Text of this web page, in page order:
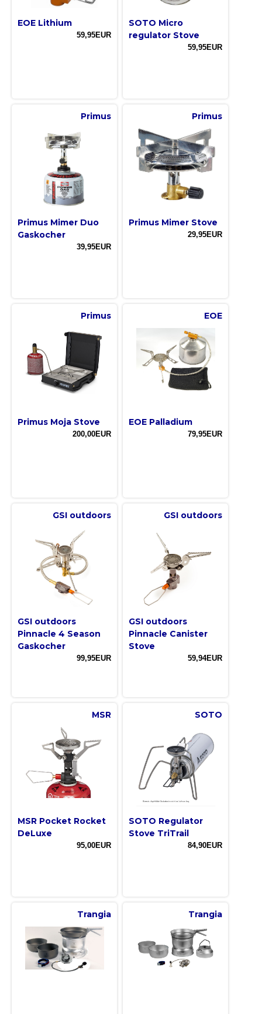
EOE Lithium
59,95EUR
SOTO Micro
regulator Stove
59,95EUR
Primus
Primus Mimer Duo
Gaskocher
39,95EUR
Primus
Primus Mimer Stove
29,95EUR
Primus
Primus Moja Stove
200,00EUR
EOE
EOE Palladium
79,95EUR
GSI outdoors
GSI outdoors
Pinnacle 4 Season
Gaskocher
99,95EUR
GSI outdoors
GSI outdoors
Pinnacle Canister
Stove
59,94EUR
MSR
MSR Pocket Rocket
DeLuxe
95,00EUR
SOTO
SOTO Regulator
Stove TriTrail
84,90EUR
Trangia Trangia